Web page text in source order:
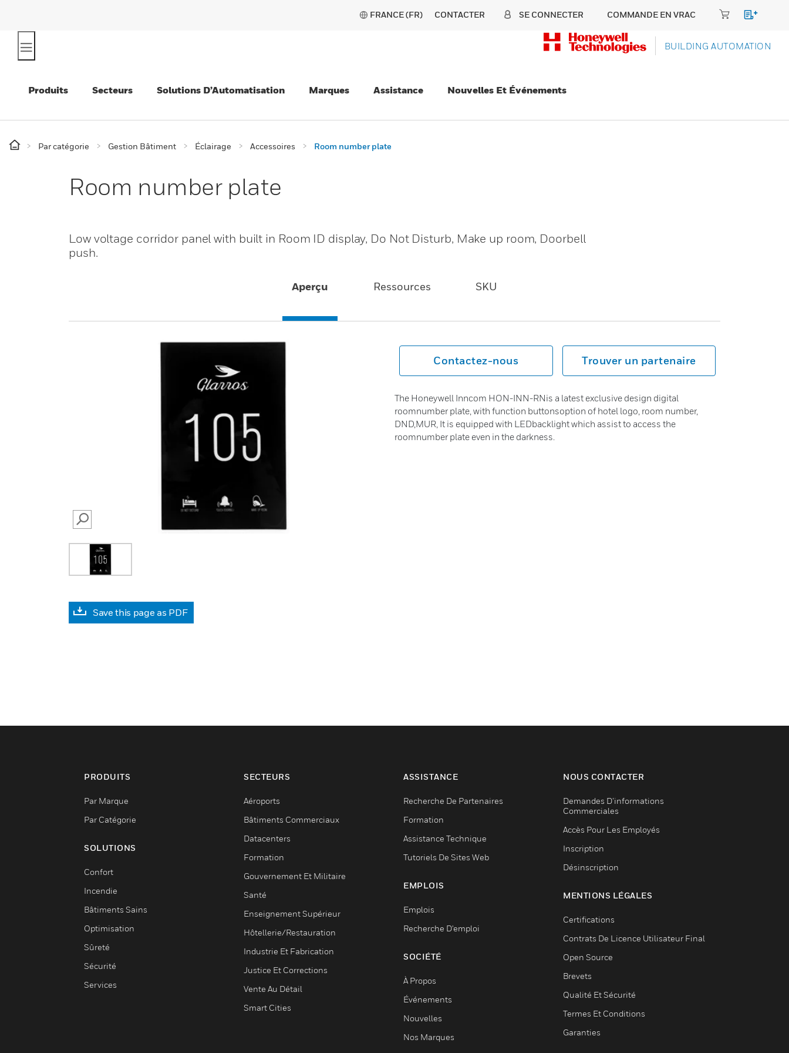
FRANCE (FR) CONTACTER SE CONNECTER COMMANDE EN VRAC
BUILDING AUTOMATION
Produits Secteurs Solutions D’Automatisation Marques Assistance Nouvelles Et Événements
Par catégorie Gestion Bâtiment Éclairage Accessoires Room number plate
Room number plate
Low voltage corridor panel with built in Room ID display, Do Not Disturb, Make up room, Doorbell
push.
Aperçu Ressources SKU
SEARCH
Save this page as PDF
Contactez-nous Trouver un partenaire
The Honeywell Inncom HON-INN-RNis a latest exclusive design digital
roomnumber plate, with function buttonsoption of hotel logo, room number,
DND,MUR, It is equipped with LEDbacklight which assist to access the
roomnumber plate even in the darkness.
PRODUITS
Par Marque
Par Catégorie
SOLUTIONS
Confort
Incendie
Bâtiments Sains
Optimisation
Sûreté
Sécurité
Services
SECTEURS
Aéroports
Bâtiments Commerciaux
Datacenters
Formation
Gouvernement Et Militaire
Santé
Enseignement Supérieur
Hôtellerie/Restauration
Industrie Et Fabrication
Justice Et Corrections
Vente Au Détail
Smart Cities
ASSISTANCE
Recherche De Partenaires
Formation
Assistance Technique
Tutoriels De Sites Web
EMPLOIS
Emplois
Recherche D'emploi
SOCIÉTÉ
À Propos
Événements
Nouvelles
Nos Marques
NOUS CONTACTER
Demandes D’informations
Commerciales
Accès Pour Les Employés
Inscription
Désinscription
MENTIONS LÉGALES
Certifications
Contrats De Licence Utilisateur Final
Open Source
Brevets
Qualité Et Sécurité
Termes Et Conditions
Garanties